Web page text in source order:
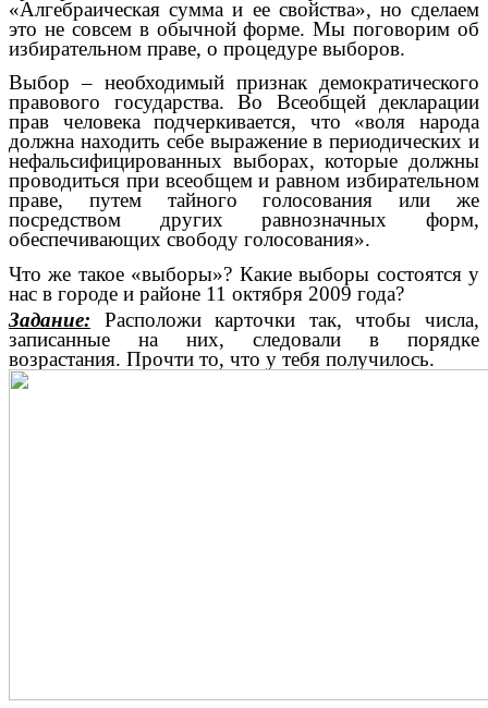
«Алгебраическая сумма и ее свойства», но сделаем
это не совсем в обычной форме. Мы поговорим об
избирательном праве, о процедуре выборов.
Выбор – необходимый признак демократического
правового государства. Во Всеобщей декларации
прав человека подчеркивается, что «воля народа
должна находить себе выражение в периодических и
нефальсифицированных выборах, которые должны
проводиться при всеобщем и равном избирательном
праве, путем тайного голосования или же
посредством других равнозначных форм,
обеспечивающих свободу голосования».
Что же такое «выборы»? Какие выборы состоятся у
нас в городе и районе 11 октября 2009 года?
Задание: Расположи карточки так, чтобы числа,
записанные на них, следовали в порядке
возрастания. Прочти то, что у тебя получилось.